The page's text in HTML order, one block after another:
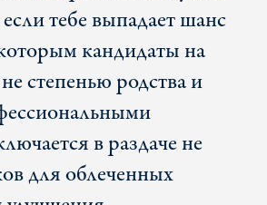
тебе выпадает шанс
кандидаты на
степенью родства и
в раздаче не
для облеченных